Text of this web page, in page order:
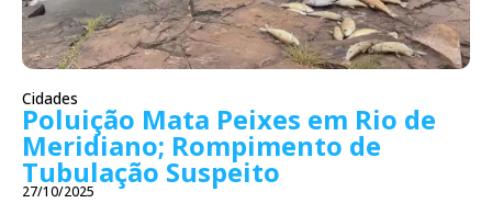
Cidades
Poluição Mata Peixes em Rio de
Meridiano; Rompimento de
Tubulação Suspeito
27/10/2025